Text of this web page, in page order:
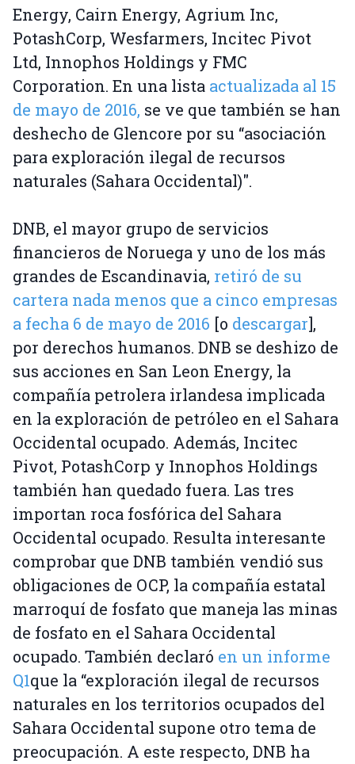
Energy, Cairn Energy, Agrium Inc,
PotashCorp, Wesfarmers, Incitec Pivot
Ltd, Innophos Holdings y FMC
Corporation. En una lista actualizada al 15
de mayo de 2016, se ve que también se han
deshecho de Glencore por su “asociación
para exploración ilegal de recursos
naturales (Sahara Occidental)".
DNB, el mayor grupo de servicios
financieros de Noruega y uno de los más
grandes de Escandinavia, retiró de su
cartera nada menos que a cinco empresas
a fecha 6 de mayo de 2016 [o descargar],
por derechos humanos. DNB se deshizo de
sus acciones en San Leon Energy, la
compañía petrolera irlandesa implicada
en la exploración de petróleo en el Sahara
Occidental ocupado. Además, Incitec
Pivot, PotashCorp y Innophos Holdings
también han quedado fuera. Las tres
importan roca fosfórica del Sahara
Occidental ocupado. Resulta interesante
comprobar que DNB también vendió sus
obligaciones de OCP, la compañía estatal
marroquí de fosfato que maneja las minas
de fosfato en el Sahara Occidental
ocupado. También declaró en un informe
Q1que la “exploración ilegal de recursos
naturales en los territorios ocupados del
Sahara Occidental supone otro tema de
preocupación. A este respecto, DNB ha